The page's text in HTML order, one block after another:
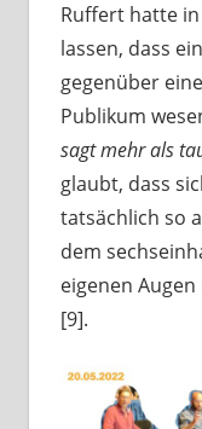
Ruffert hatte
lassen, dass
gegenüber
Publikum
sagt mehr als
glaubt, dass
tatsächlich so
dem
eigenen
[9].